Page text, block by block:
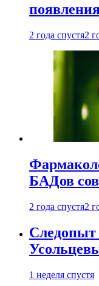
2 года спустя2
БАДов
2 года спустя2
Следопыт
1 неделя спустя